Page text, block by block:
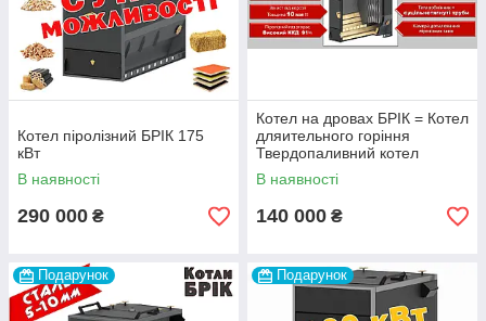
Котел піролізний БРІК 175
кВт
В наявності
290 000 ₴
Котел на дровах БРІК = Котел
дляительного горіння
Твердопаливний котел
піролізний =
газогенераторний котел
В наявності
140 000 ₴
Подарунок Подарунок